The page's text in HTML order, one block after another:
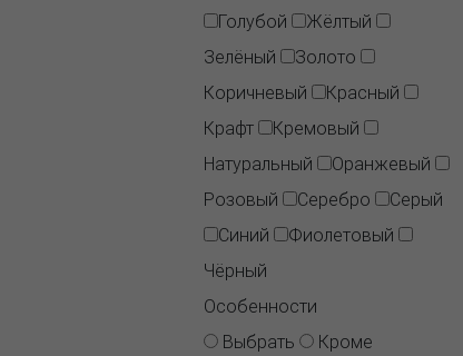
Голубой
Жёлтый
Зелёный
Золото
Коричневый
Красный
Крафт
Кремовый
Натуральный
Оранжевый
Розовый
Серебро
Серый
Синий
Фиолетовый
Чёрный
Особенности
Выбрать
Кроме